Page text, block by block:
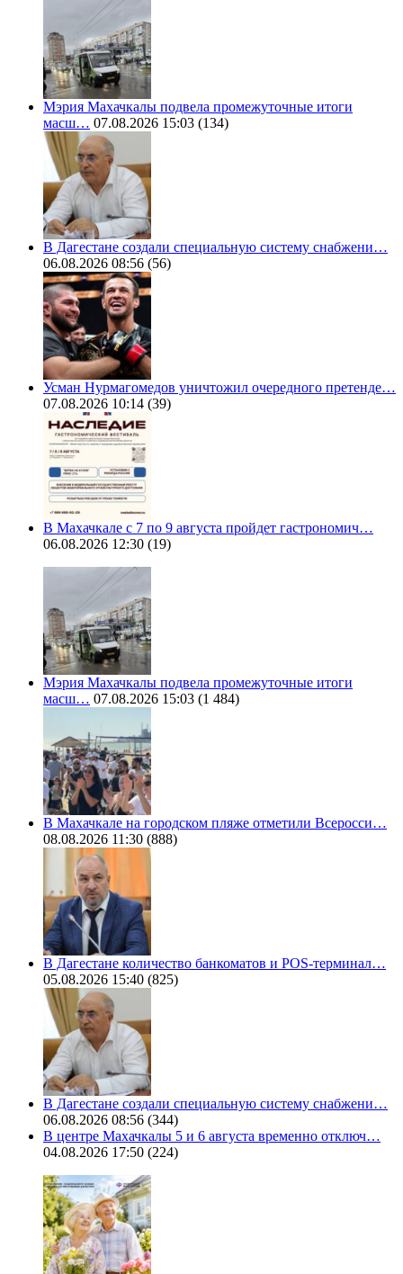
Мэрия Махачкалы подвела промежуточные итоги
масш… 07.08.2026 15:03 (134)
В Дагестане создали специальную систему снабжени…
06.08.2026 08:56 (56)
Усман Нурмагомедов уничтожил очередного претенде…
07.08.2026 10:14 (39)
В Махачкале с 7 по 9 августа пройдет гастрономич…
06.08.2026 12:30 (19)
Мэрия Махачкалы подвела промежуточные итоги
масш… 07.08.2026 15:03 (1 484)
В Махачкале на городском пляже отметили Всеросси…
08.08.2026 11:30 (888)
В Дагестане количество банкоматов и POS-терминал…
05.08.2026 15:40 (825)
В Дагестане создали специальную систему снабжени…
06.08.2026 08:56 (344)
В центре Махачкалы 5 и 6 августа временно отключ…
04.08.2026 17:50 (224)